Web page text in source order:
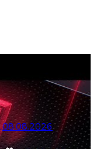
08.08.2026